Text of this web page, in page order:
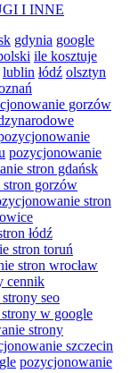
I INNE
gdynia google
ile kosztuje
lublin łódź olsztyn
gorzów
pozycjonowanie
stron gdańsk
gorzów
stron
łódź
stron toruń
stron wrocław
cennik
seo
w google
strony
szczecin
pozycjonowanie